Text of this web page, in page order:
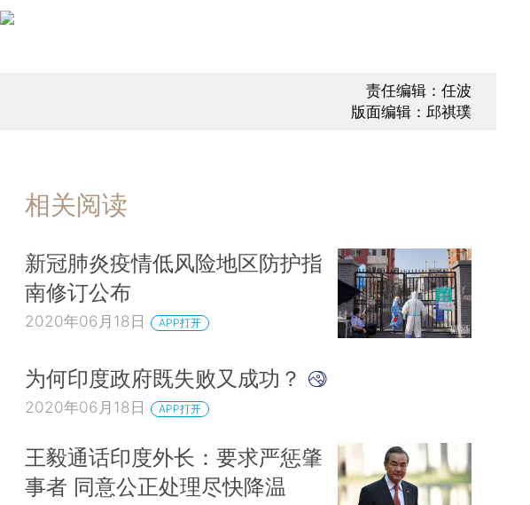
责任编辑：任波
版面编辑：邱祺璞
相关阅读
新冠肺炎疫情低风险地区防护指
南修订公布
2020年06月18日 APP打开
为何印度政府既失败又成功？
2020年06月18日 APP打开
王毅通话印度外长：要求严惩肇
事者 同意公正处理尽快降温